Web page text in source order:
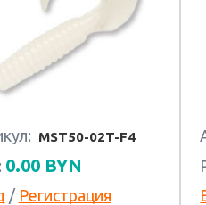
MST50-02T-F4
0.00BYN
/ Регистрация